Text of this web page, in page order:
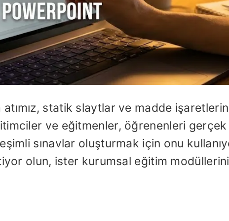
statik slaytlar ve madde
ve eğitmenler, öğrenenleri gerçek
sınavlar oluşturmak için onu
olun, ister kurumsal eğitim